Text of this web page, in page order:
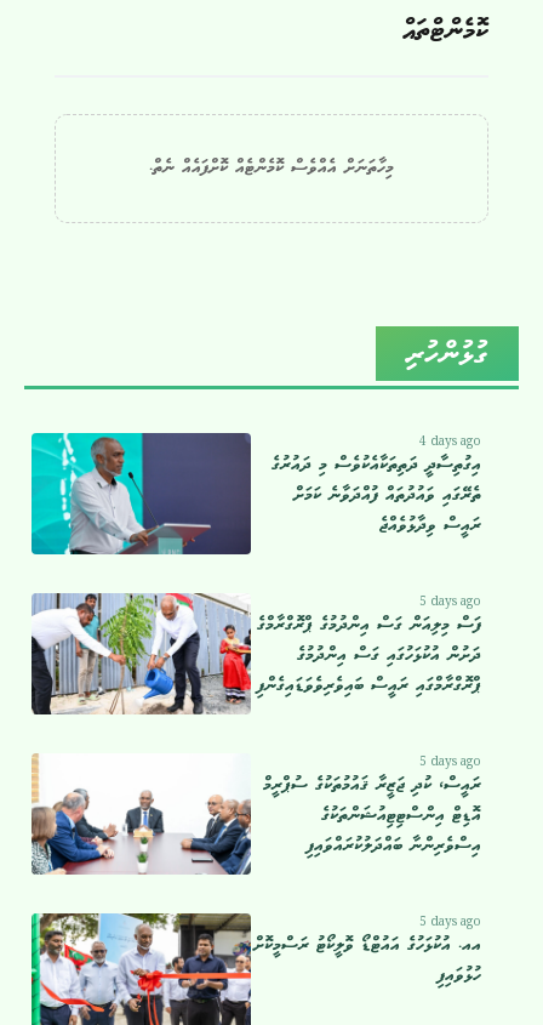
ކޮމެންޓްތައް
މިހާތަނަށް އެއްވެސް ކޮމެންޓެއް ކޮށްފައެއް ނެތް.
ގުޅުންހުރި
4 days ago
އިގުތިސާދީ ދަތިތަކާއެކުވެސް މި ދައުރުގެ
ތެރޭގައި ވައުދުތައް ފުއްދަވާނެ ކަމަށް
ރައީސް ވިދާޅުވެއްޖެ
5 days ago
ފަސް މިލިއަން ގަސް އިންދުމުގެ ޕްރޮގްރާމްގެ
ދަށުން އުކުޅަހުގައި ގަސް އިންދުމުގެ
ޕްރޮގްރާމްގައި ރައީސް ބައިވެރިވެވަޑައިގެންފި
5 days ago
ރައީސް، ކުދި ޖަޒީރާ ޤައުމުތަކުގެ ސުޕްރީމް
އޮޑިޓް އިންސްޓިޓިއުޝަންތަކުގެ
އިސްވެރިންނާ ބައްދަލުކުރައްވައިފި
5 days ago
އއ. އުކުޅަހުގެ އައުޓްޑޯ ވޮލީކޯޓު ރަސްމީކޮށް
ހުޅުވައިފި